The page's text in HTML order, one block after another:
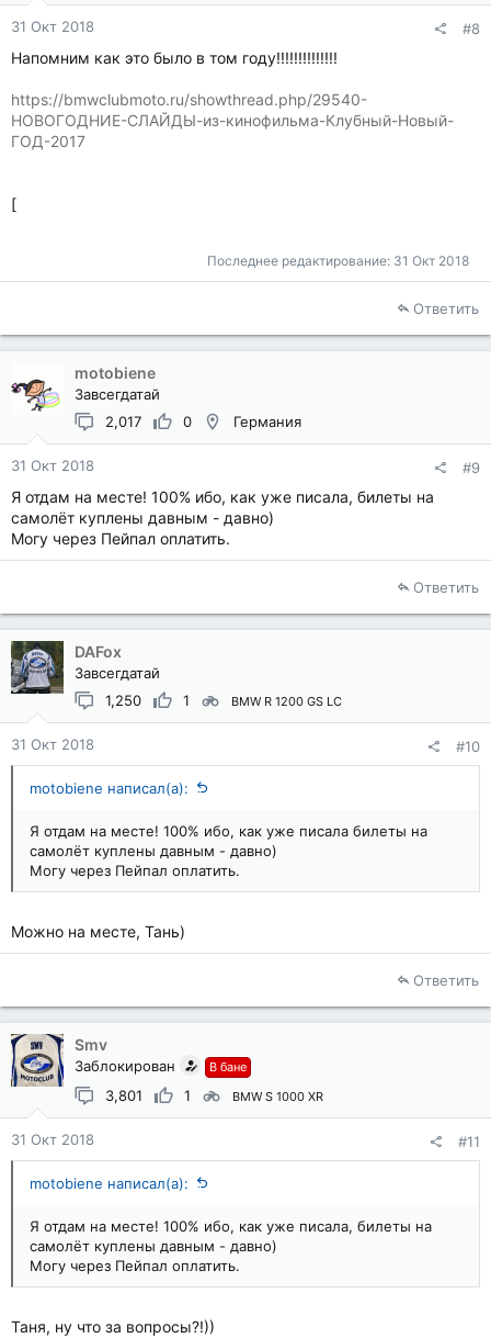
31 Окт 2018 #8
Напомним как это было в том году!!!!!!!!!!!!!!
https://bmwclubmoto.ru/showthread.php/29540-
НОВОГОДНИЕ-СЛАЙДЫ-из-кинофильма-Клубный-Новый-
ГОД-2017
[
Последнее редактирование: 31 Окт 2018
Ответить
motobiene
Завсегдатай
2,017
0 Германия
31 Окт 2018 #9
Я отдам на месте! 100% ибо, как уже писала, билеты на
самолёт куплены давным - давно)
Могу через Пейпал оплатить.
Ответить
DAFox
Завсегдатай
1,250
1 BMW R 1200 GS LC
31 Окт 2018 #10
motobiene написал(а):
Я отдам на месте! 100% ибо, как уже писала билеты на
самолёт куплены давным - давно)
Могу через Пейпал оплатить.
Можно на месте, Тань)
Ответить
Smv
Заблокирован В бане
3,801 1 BMW S 1000 XR
31 Окт 2018 #11
motobiene написал(а):
Я отдам на месте! 100% ибо, как уже писала, билеты на
самолёт куплены давным - давно)
Могу через Пейпал оплатить.
Таня, ну что за вопросы?!))